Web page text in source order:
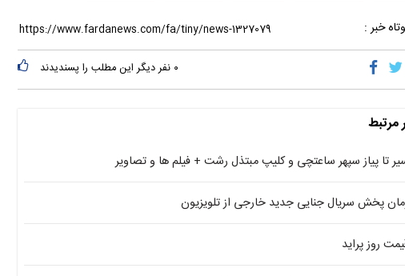
خبر :
۰ نفر دیگر این مطلب را پسندیدند
مرتبط
تا پیاز سپهر ساعتچی و کلیپ مبتذل رشت + فیلم ها و تصاویر
پخش سریال جنایی جدید خارجی از تلویزیون
روز پراید